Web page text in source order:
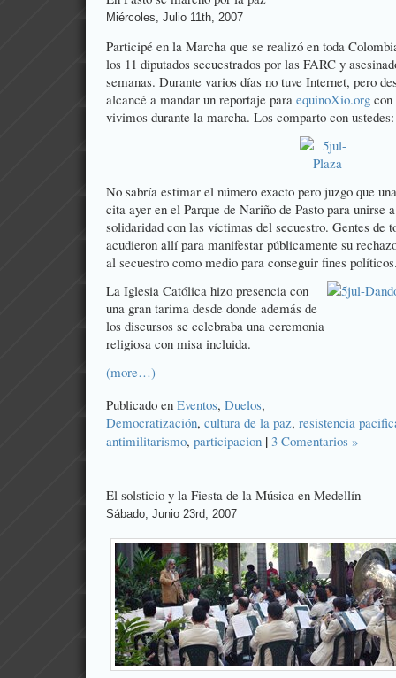
Miércoles, Julio 11th, 2007
Participé en la Marcha que se realizó en toda
los 11 diputados secuestrados por las FARC y
semanas. Durante varios días no tuve Internet, pero
alcancé a mandar un reportaje para equinoXio.org
vivimos durante la marcha. Los comparto con ustedes:
No sabría estimar el número exacto pero juzgo que
cita ayer en el Parque de Nariño de Pasto para unirse
solidaridad con las víctimas del secuestro. Gentes de
acudieron allí para manifestar públicamente su
al secuestro como medio para conseguir fines
La Iglesia Católica hizo presencia con
una gran tarima desde donde además de
los discursos se celebraba una ceremonia
religiosa con misa incluida.
(more…)
Publicado en Eventos, Duelos,
Democratización, cultura de la paz, resistencia
antimilitarismo, participacion | 3 Comentarios »
El solsticio y la Fiesta de la Música en Medellín
Sábado, Junio 23rd, 2007